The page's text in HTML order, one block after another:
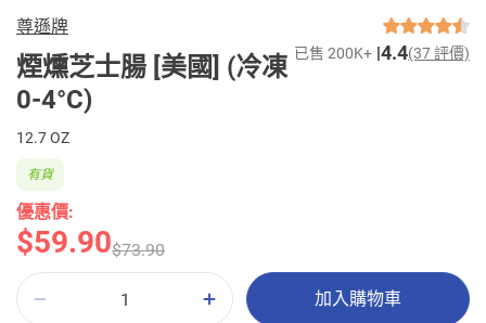
尊遜牌
煙燻芝士腸 [美國] (冷凍
0-4°C)
已售 200K+ 4.4(37 評價)
12.7 OZ
優惠價:
$59.90$73.90
有貨
加入購物車